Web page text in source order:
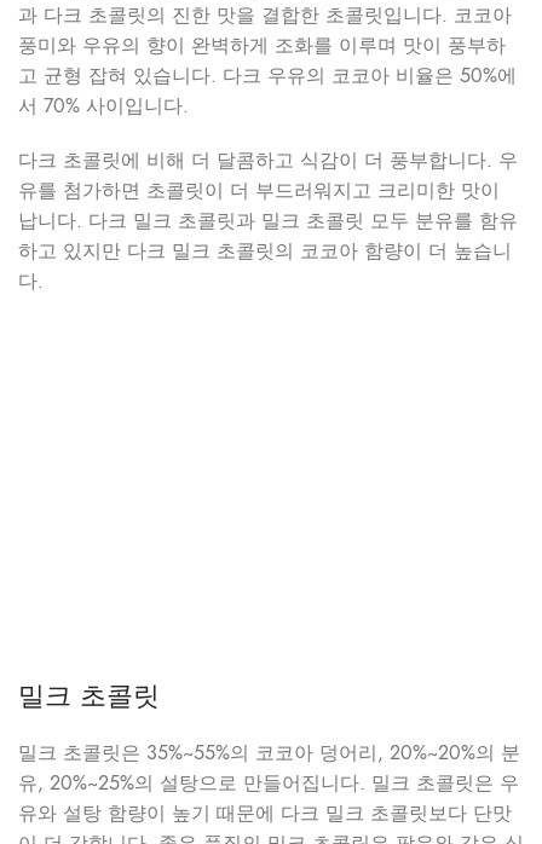
과 다크 초콜릿의 진한 맛을 결합한 초콜릿입니다. 코코아
풍미와 우유의 향이 완벽하게 조화를 이루며 맛이 풍부하
고 균형 잡혀 있습니다. 다크 우유의 코코아 비율은 50%에
서 70% 사이입니다.
다크 초콜릿에 비해 더 달콤하고 식감이 더 풍부합니다. 우
유를 첨가하면 초콜릿이 더 부드러워지고 크리미한 맛이
납니다. 다크 밀크 초콜릿과 밀크 초콜릿 모두 분유를 함유
하고 있지만 다크 밀크 초콜릿의 코코아 함량이 더 높습니
다.
밀크 초콜릿
밀크 초콜릿은 35%~55%의 코코아 덩어리, 20%~20%의 분
유, 20%~25%의 설탕으로 만들어집니다. 밀크 초콜릿은 우
유와 설탕 함량이 높기 때문에 다크 밀크 초콜릿보다 단맛